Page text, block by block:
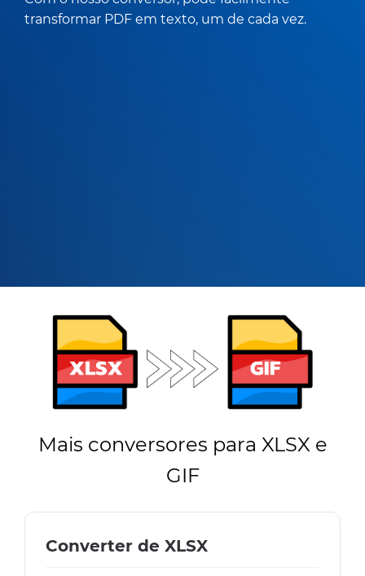
transformar PDF em texto, um de cada vez.
Mais conversores para XLSX e
GIF
Converter de XLSX